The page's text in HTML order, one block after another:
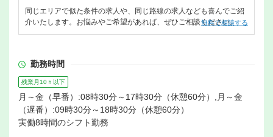
同じエリアで似た条件の求人や、同じ路線の求人なども喜んでご紹
介いたします。お悩みやご希望があれば、ぜひご相談ください。
無料で相談する
勤務時間
残業月10ｈ以下
月～金（早番）:08時30分～17時30分（休憩60分）,月～金
（遅番）:09時30分～18時30分（休憩60分）
実働8時間のシフト勤務